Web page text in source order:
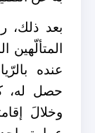
بعد ذلك،
عنده
حصل له،
وخلالَ